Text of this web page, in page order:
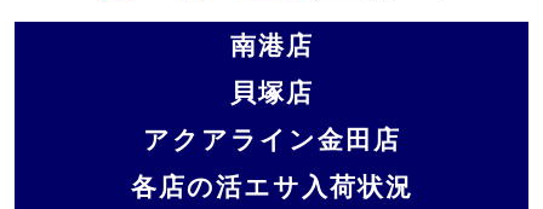
南港店
貝塚店
アクアライン金田店
各店の活エサ入荷状況